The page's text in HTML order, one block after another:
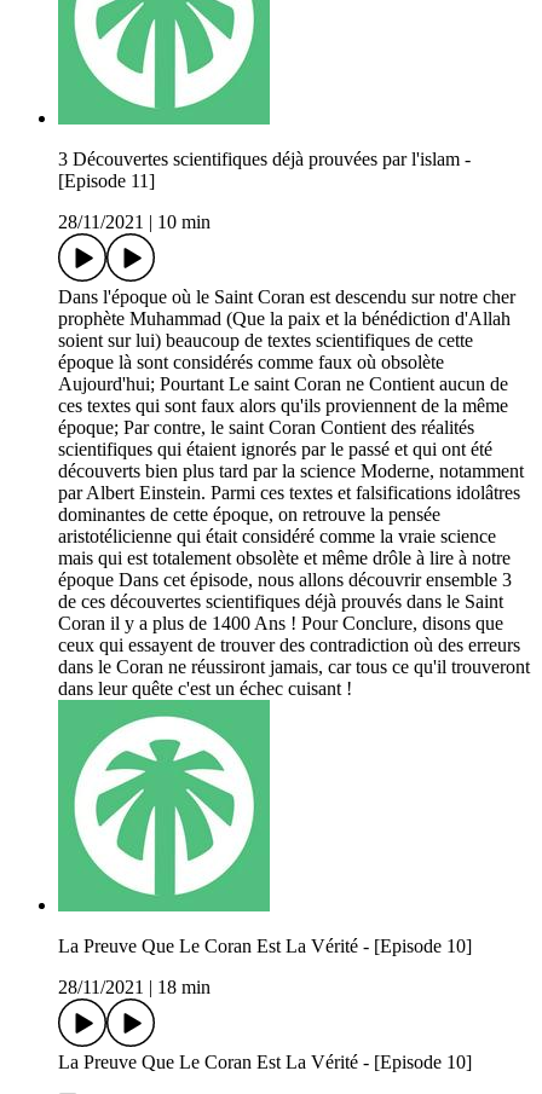
3 Découvertes scientifiques déjà prouvées par l'islam -
[Episode 11]
28/11/2021
10 min
Dans l'époque où le Saint Coran est descendu sur notre cher
prophète Muhammad (Que la paix et la bénédiction d'Allah
soient sur lui) beaucoup de textes scientifiques de cette
époque là sont considérés comme faux où obsolète
Aujourd'hui; Pourtant Le saint Coran ne Contient aucun de
ces textes qui sont faux alors qu'ils proviennent de la même
époque; Par contre, le saint Coran Contient des réalités
scientifiques qui étaient ignorés par le passé et qui ont été
découverts bien plus tard par la science Moderne, notamment
par Albert Einstein. Parmi ces textes et falsifications idolâtres
dominantes de cette époque, on retrouve la pensée
aristotélicienne qui était considéré comme la vraie science
mais qui est totalement obsolète et même drôle à lire à notre
époque Dans cet épisode, nous allons découvrir ensemble 3
de ces découvertes scientifiques déjà prouvés dans le Saint
Coran il y a plus de 1400 Ans ! Pour Conclure, disons que
ceux qui essayent de trouver des contradiction où des erreurs
dans le Coran ne réussiront jamais, car tous ce qu'il trouveront
dans leur quête c'est un échec cuisant !
La Preuve Que Le Coran Est La Vérité - [Episode 10]
28/11/2021
18 min
La Preuve Que Le Coran Est La Vérité - [Episode 10]